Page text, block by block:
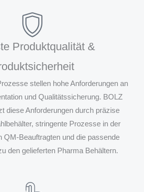
Produktqualität &
stellen hohe Anforderungen an
und Qualitätssicherung. BOLZ
diese Anforderungen durch präzise
stringente Prozesse in der
QM-Beauftragten und die passende
den gelieferten Pharma Behältern.